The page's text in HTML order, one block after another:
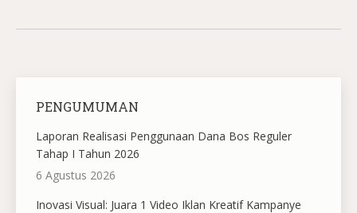
PENGUMUMAN
Laporan Realisasi Penggunaan Dana Bos Reguler
Tahap I Tahun 2026
6 Agustus 2026
Inovasi Visual: Juara 1 Video Iklan Kreatif Kampanye